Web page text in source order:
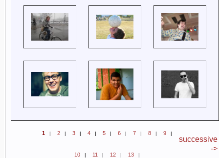
1 | 2 | 3 | 4 | 5 | 6 | 7 | 8 | 9 |
10 | 11 | 12 | 13 |
successive
->